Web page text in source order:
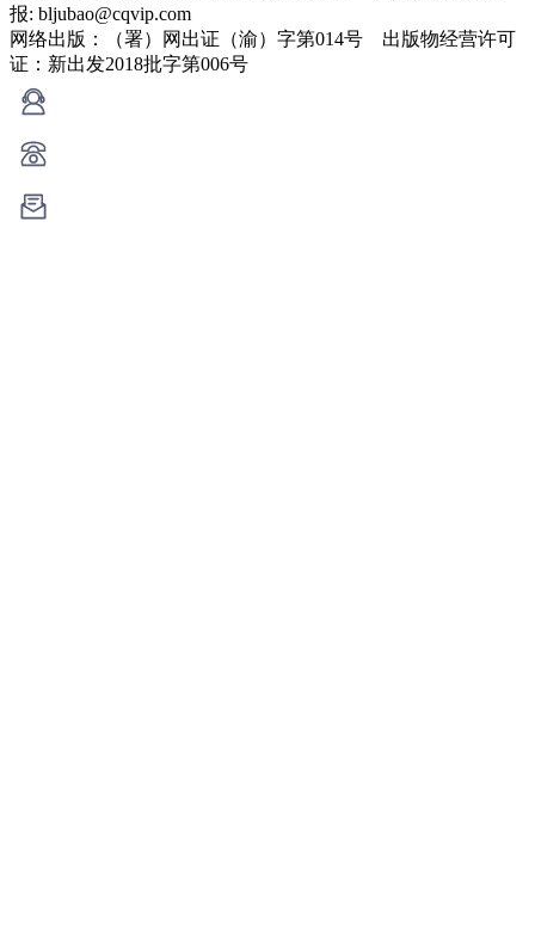
报: bljubao@cqvip.com
网络出版：（署）网出证（渝）字第014号 出版物经营许可
证：新出发2018批字第006号